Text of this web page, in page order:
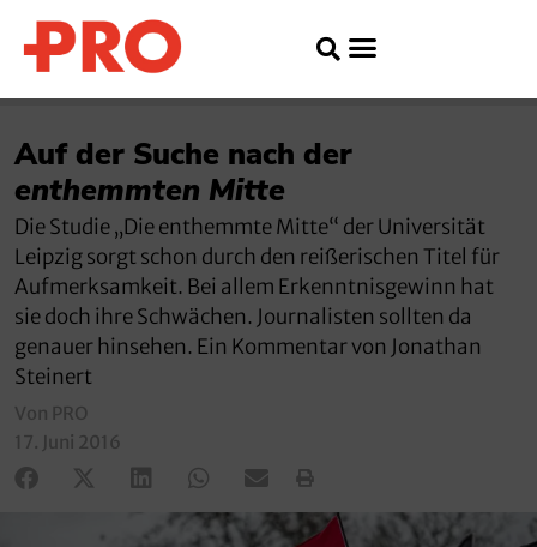
Auf der Suche nach der
enthemmten Mitte
Die Studie „Die enthemmte Mitte“ der Universität
Leipzig sorgt schon durch den reißerischen Titel für
Aufmerksamkeit. Bei allem Erkenntnisgewinn hat
sie doch ihre Schwächen. Journalisten sollten da
genauer hinsehen. Ein Kommentar von Jonathan
Steinert
Von PRO
17. Juni 2016